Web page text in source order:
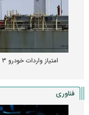
فناوری